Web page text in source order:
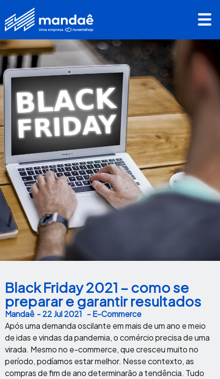
Black Friday 2021 – como se
preparar e garantir resultados
Mandaê -22 Jul 2021 - E-Commerce
Após uma demanda oscilante em mais de um ano e meio
de idas e vindas da pandemia, o comércio precisa de uma
virada. Mesmo no e-commerce, que cresceu muito no
período, podíamos estar melhor. Nesse contexto, as
compras de fim de ano determinarão a tendência. Tudo